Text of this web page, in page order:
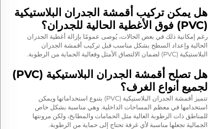
هل يمكن تركيب أقمشة الجدران البلاستيكية
(PVC) فوق الأغطية الحالية للجدران؟
رغم إمكانية ذلك في بعض الحالات، يُوصى عمومًا بإزالة أغطية الجدران
الحالية وإعداد السطح بشكل مناسب قبل تركيب أقمشة الجدران
البلاستيكية (PVC) لضمان الالتصاق الأمثل وفعالية الحماية من الرطوبة.
هل تصلح أقمشة الجدران البلاستيكية (PVC)
لجميع أنواع الغرف؟
تتميز أقمشة الجدران البلاستيكية (PVC) بتنوع استخداماتها ويمكن
استخدامها في معظم المساحات الداخلية. وهي مناسبة بشكل خاص
للمناطق ذات الرطوبة العالية مثل الحمامات والمطابخ، ولكن مرونتها
الجمالية تجعلها مناسبة لأي غرفة تحتاج إلى حماية من الرطوبة.